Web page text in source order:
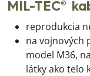
MIL-TEC®
reprodukcia
na vojnových
model M36,
látky ako telo